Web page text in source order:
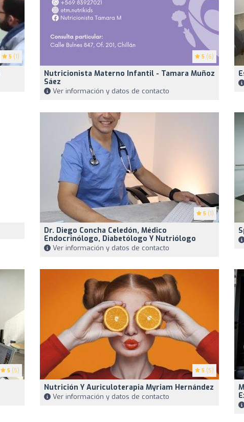
5 (1) 5 (6)
Nutricionista Materno Infantil - Tamara Muñoz
Sáez
Ver información y datos de contacto
5 (1)
Dr. Diego Concha Celedón, Médico
Endocrinólogo, Diabetólogo Y Nutriólogo
Ver información y datos de contacto
5 (5) 5 (5)
Nutrición Y Auriculoterapia Myriam Hernández
Ver información y datos de contacto